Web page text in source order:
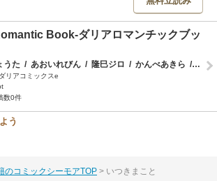
Book-ダリアロマンチックブッ
うた / あおいれびん / 隆巳ジロ / かんべあきら / 水渡
リアコミックスe
数0件
う
のコミックシーモアTOP いつきまこと